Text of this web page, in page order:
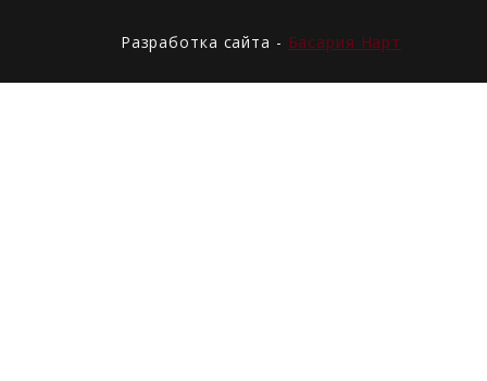
Разработка сайта - Басария Нарт